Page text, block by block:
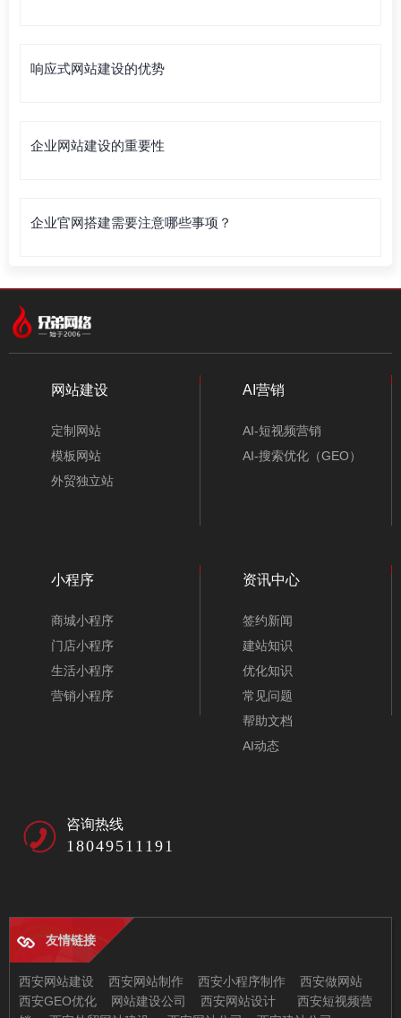
响应式网站建设的优势
企业网站建设的重要性
企业官网搭建需要注意哪些事项？
网站建设
定制网站
模板网站
外贸独立站
AI营销
AI-短视频营销
AI-搜索优化（GEO）
小程序
商城小程序
门店小程序
生活小程序
营销小程序
资讯中心
签约新闻
建站知识
优化知识
常见问题
帮助文档
AI动态
咨询热线
18049511191
友情链接
西安网站建设 西安网站制作 西安小程序制作
西安做网站
西安GEO优化
网站建设公司 西安网站设计
西安短视频营